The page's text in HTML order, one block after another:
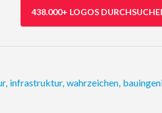
438.000+ LOGOS
, infrastruktur, wahrzeichen,